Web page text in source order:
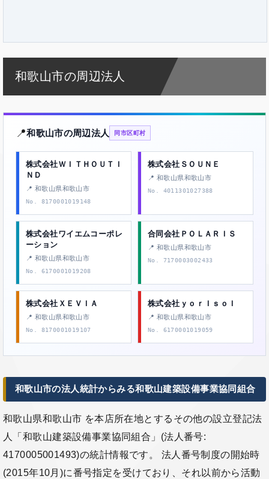
和歌山市の周辺法人
📍和歌山市の周辺法人 同市区町村
株式会社ＷＩＴＨＯＵＴＩ
ＮＤ
📍 和歌山県和歌山市
No. 8170001019148
株式会社ＳＯＵＮＥ
📍 和歌山県和歌山市
No. 4011301027388
株式会社ワイエムコーポレ
ーション
📍 和歌山県和歌山市
No. 6170001019208
合同会社ＰＯＬＡＲＩＳ
📍 和歌山県和歌山市
No. 7170003002433
株式会社ＸＥＶＩＡ
📍 和歌山県和歌山市
No. 8170001019107
株式会社ｙｏｒＩｓｏＩ
📍 和歌山県和歌山市
No. 6170001019059
和歌山市の法人統計からみる和歌山建築設備事業協同組合
和歌山県和歌山市 を本店所在地とするその他の設立登記法
人「和歌山建築設備事業協同組合」(法人番号:
4170005001493)の統計情報です。 法人番号制度の開始時
(2015年10月)に番号指定を受けており、それ以前から活動